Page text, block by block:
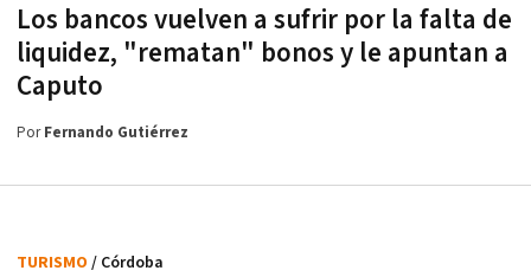
Los bancos vuelven a sufrir por la falta de
liquidez, "rematan" bonos y le apuntan a
Caputo
PorFernando Gutiérrez
TURISMO / Córdoba